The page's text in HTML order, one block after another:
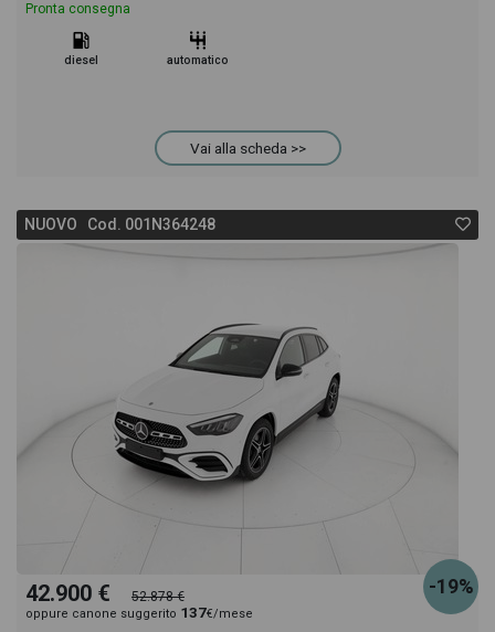
Pronta consegna
diesel automatico
Vai alla scheda >>
NUOVO Cod. 001N364248
-19%
42.900 € 52.878 €
oppure canone suggerito 137€/mese